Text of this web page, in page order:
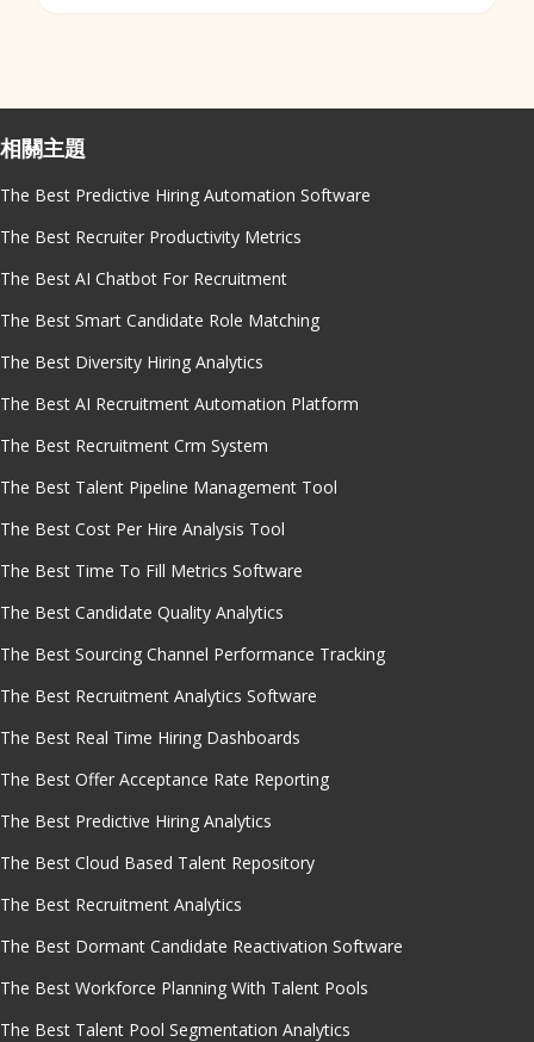
相關主題
The Best Predictive Hiring Automation Software
The Best Recruiter Productivity Metrics
The Best AI Chatbot For Recruitment
The Best Smart Candidate Role Matching
The Best Diversity Hiring Analytics
The Best AI Recruitment Automation Platform
The Best Recruitment Crm System
The Best Talent Pipeline Management Tool
The Best Cost Per Hire Analysis Tool
The Best Time To Fill Metrics Software
The Best Candidate Quality Analytics
The Best Sourcing Channel Performance Tracking
The Best Recruitment Analytics Software
The Best Real Time Hiring Dashboards
The Best Offer Acceptance Rate Reporting
The Best Predictive Hiring Analytics
The Best Cloud Based Talent Repository
The Best Recruitment Analytics
The Best Dormant Candidate Reactivation Software
The Best Workforce Planning With Talent Pools
The Best Talent Pool Segmentation Analytics